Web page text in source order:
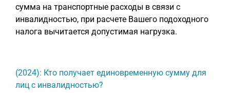
сумма на транспортные расходы в связи с
инвалидностью, при расчете Вашего подоходного
налога вычитается допустимая нагрузка.
(2024): Кто получает единовременную сумму для
лиц с инвалидностью?